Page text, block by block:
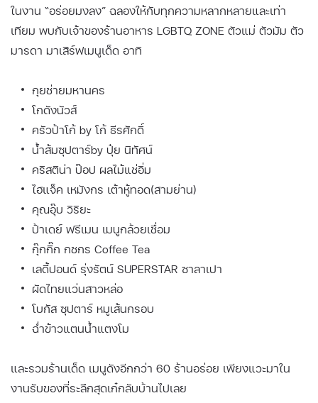
ในงาน “อร่อยมงลง” ฉลองให้กับทุกความหลากหลายและเท่า
เทียม พบกับเจ้าของร้านอาหาร LGBTQ ZONE ตัวแม่ ตัวมัม ตัว
มารดา มาเสิร์ฟเมนูเด็ด อาทิ
กุยช่ายมหานคร
โกดังนัวส์
ครัวป้าโก้ by โก้ ธีรศักดิ์
น้ำส้มซุปตาร์by ปุ๋ย นิทัศน์
คริสติน่า ป๊อป ผลไม้แช่อิ่ม
ไฮแจ็ค เหมังกร เต้าหู้ทอด(สามย่าน)
คุณอุ๊บ วิริยะ
ป้าเดย์ ฟรีเมน เมนูกล้วยเชื่อม
กุ๊กกิ๊ก กชกร Coffee Tea
เลดี้ปอนด์ รุ่งรัตน์ SUPERSTAR ซาลาเปา
ผัดไทยแว่นสาวหล่อ
โบกัส ซุปตาร์ หมูเส้นกรอบ
ฉ่ำข้าวแตนน้ำแตงโม
และรวมร้านเด็ด เมนูดังอีกกว่า 60 ร้านอร่อย เพียงแวะมาใน
งานรับของที่ระลึกสุดเก๋กลับบ้านไปเลย